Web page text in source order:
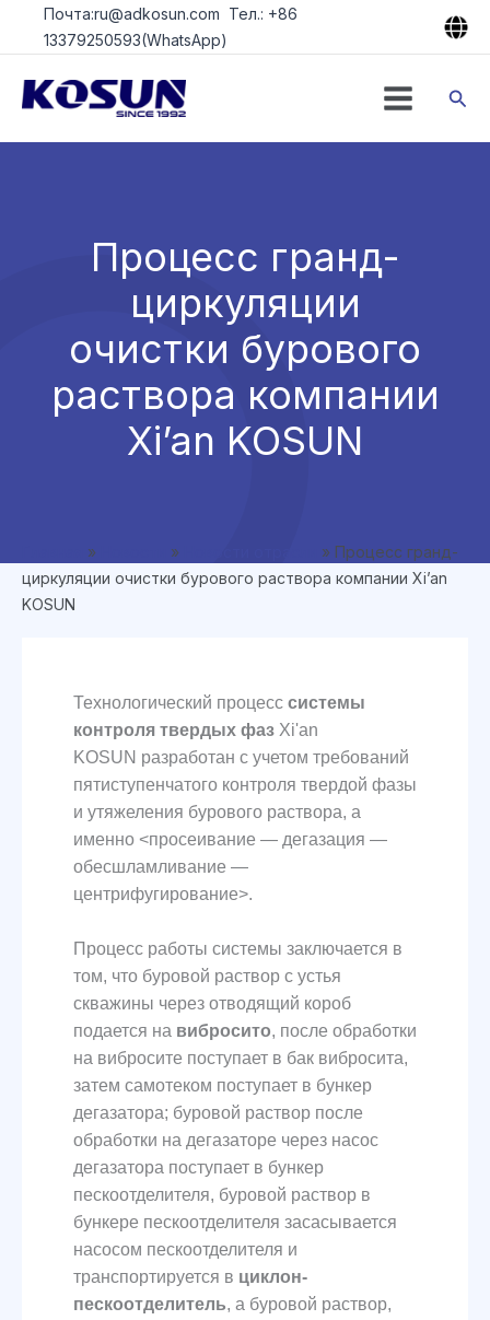
ПерейтиПочта:ru@adkosun.com Тел.: +86
13379250593(WhatsApp)
Процесс гранд-
циркуляции
очистки бурового
раствора компании
Xi’an KOSUN
» » » Процесс гранд-
циркуляции очистки бурового раствора компании Xi’an
KOSUN
Технологический процесс системы
контроля твердых фазXi'an
KOSUN разработан с учетом требований
пятиступенчатого контроля твердой фазы
и утяжеления бурового раствора, а
именно <просеивание — дегазация —
обесшламливание —
центрифугирование>.
Процесс работы системы заключается в
том, что буровой раствор с устья
скважины через отводящий короб
подается на вибросито, после обработки
на вибросите поступает в бак вибросита,
затем самотеком поступает в бункер
дегазатора; буровой раствор после
обработки на дегазаторе через насос
дегазатора поступает в бункер
пескоотделителя, буровой раствор в
бункере пескоотделителя засасывается
насосом пескоотделителя и
транспортируется в циклон-
пескоотделитель, а буровой раствор,